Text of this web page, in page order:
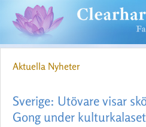
Aktuella Nyheter
Sverige: Utövare visar
Gong under